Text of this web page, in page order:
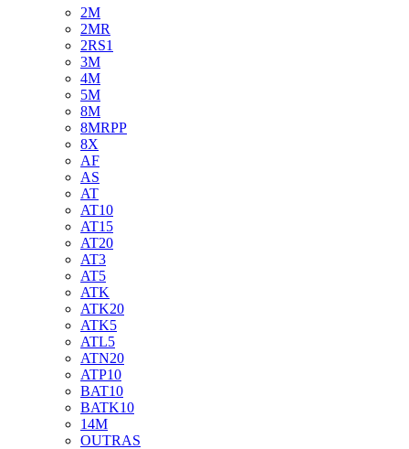
2M
2MR
2RS1
3M
4M
5M
8M
8MRPP
8X
AF
AS
AT
AT10
AT15
AT20
AT3
AT5
ATK
ATK20
ATK5
ATL5
ATN20
ATP10
BAT10
BATK10
14M
OUTRAS